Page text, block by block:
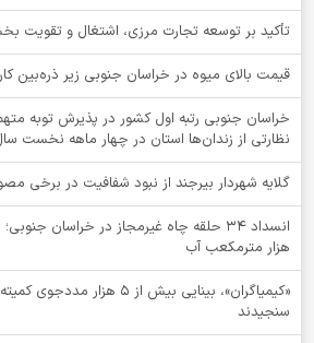
تأکید بر توسعه تجارت مرزی، اشتغال و تقویت
قیمت بالای میوه در خراسان جنوبی زیر ذره‌بین
نظارتی از زندان‌ها استان در چهار ماهه نخست سال
گلایه شهردار بیرجند از نبود شفافیت در برخی
هزار مترمکعب آب
«کیمیاگران»، بینایی بیش از ۵
سنجیدند